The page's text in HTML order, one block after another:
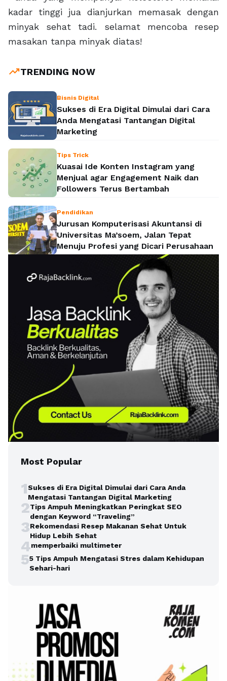
kadar tinggi jua dianjurkan memasak dengan
minyak sehat tadi. selamat mencoba resep
masakan tanpa minyak diatas!
trending_upTRENDING NOW
Bisnis Digital
Sukses di Era Digital Dimulai dari Cara
Anda Mengatasi Tantangan Digital
Marketing
Tips Trick
Kuasai Ide Konten Instagram yang
Menjual agar Engagement Naik dan
Followers Terus Bertambah
Pendidikan
Jurusan Komputerisasi Akuntansi di
Universitas Ma’soem, Jalan Tepat
Menuju Profesi yang Dicari Perusahaan
Most Popular
1Sukses di Era Digital Dimulai dari Cara Anda
Mengatasi Tantangan Digital Marketing
2Tips Ampuh Meningkatkan Peringkat SEO
dengan Keyword “Traveling”
3Rekomendasi Resep Makanan Sehat Untuk
Hidup Lebih Sehat
4memperbaiki multimeter
55 Tips Ampuh Mengatasi Stres dalam Kehidupan
Sehari-hari